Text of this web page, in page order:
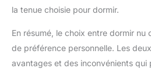
la tenue choisie pour dormir.
En résumé, le choix entre dormir nu
de préférence personnelle. Les
avantages et des inconvénients